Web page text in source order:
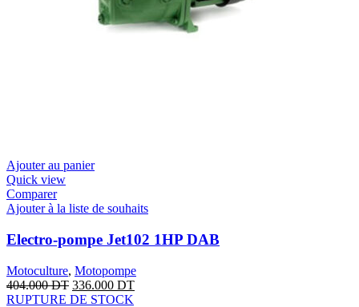
Ajouter au panier
Quick view
Comparer
Ajouter à la liste de souhaits
Electro-pompe Jet102 1HP DAB
Motoculture, Motopompe
404.000DT 336.000 DT
RUPTURE DE STOCK